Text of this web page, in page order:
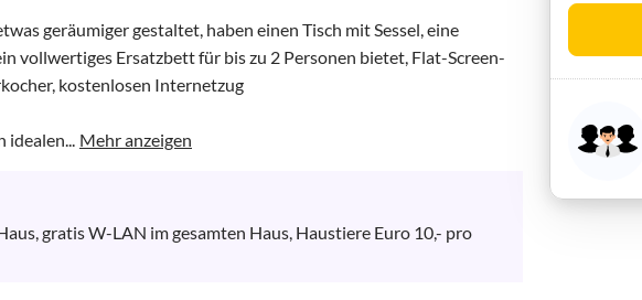
geräumiger gestaltet, haben einen Tisch mit Sessel, eine
vollwertiges Ersatzbett für bis zu 2 Personen bietet, Flat-Screen-
kostenlosen Internetzug
idealen... Mehr anzeigen
gratis W-LAN im gesamten Haus, Haustiere Euro 10,- pro